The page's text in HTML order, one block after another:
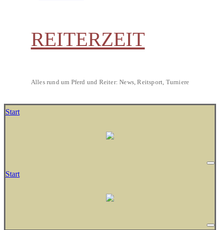
REITERZEIT
Alles rund um Pferd und Reiter: News, Reitsport, Turniere
Start
Start